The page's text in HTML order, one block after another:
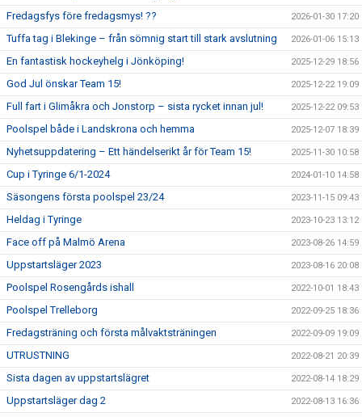
Fredagsfys före fredagsmys! ?? 2026-01-30 17:20
Tuffa tag i Blekinge – från sömnig start till stark avslutning 2026-01-06 15:13
En fantastisk hockeyhelg i Jönköping! 2025-12-29 18:56
God Jul önskar Team 15! 2025-12-22 19:09
Full fart i Glimåkra och Jonstorp – sista rycket innan jul! 2025-12-22 09:53
Poolspel både i Landskrona och hemma 2025-12-07 18:39
Nyhetsuppdatering – Ett händelserikt år för Team 15! 2025-11-30 10:58
Cup i Tyringe 6/1-2024 2024-01-10 14:58
Säsongens första poolspel 23/24 2023-11-15 09:43
Heldag i Tyringe 2023-10-23 13:12
Face off på Malmö Arena 2023-08-26 14:59
Uppstartsläger 2023 2023-08-16 20:08
Poolspel Rosengårds ishall 2022-10-01 18:43
Poolspel Trelleborg 2022-09-25 18:36
Fredagsträning och första målvaktsträningen 2022-09-09 19:09
UTRUSTNING 2022-08-21 20:39
Sista dagen av uppstartslägret 2022-08-14 18:29
Uppstartsläger dag 2 2022-08-13 16:36